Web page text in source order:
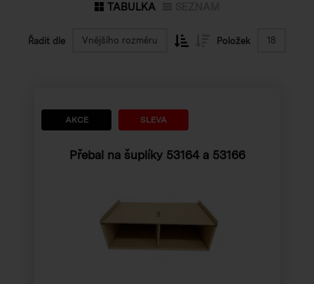
TABULKA
Řadit dle Vnějšího rozměru Položek 18
AKCE SLEVA
Přebal na šuplíky 53164 a 53166